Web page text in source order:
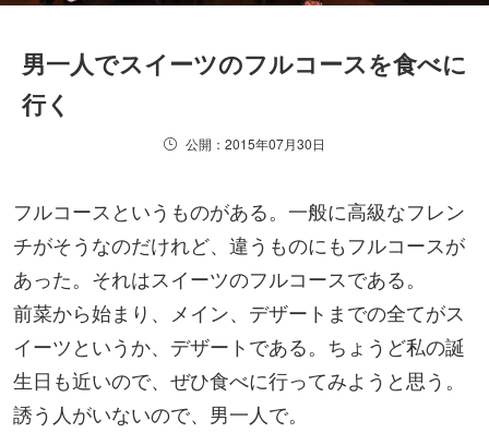
男一人でスイーツのフルコースを食べに
行く
公開：2015年07月30日
フルコースというものがある。一般に高級なフレン
チがそうなのだけれど、違うものにもフルコースが
あった。それはスイーツのフルコースである。
前菜から始まり、メイン、デザートまでの全てがス
イーツというか、デザートである。ちょうど私の誕
生日も近いので、ぜひ食べに行ってみようと思う。
誘う人がいないので、男一人で。